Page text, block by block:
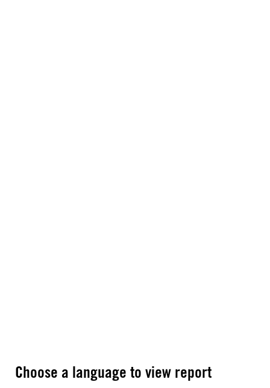
Choose a language to view report